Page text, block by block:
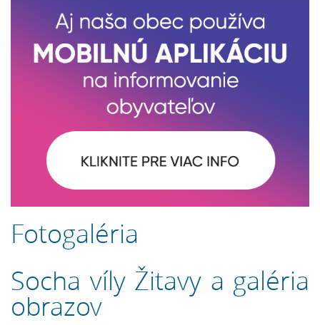
Fotogaléria
Socha víly Žitavy a galéria
obrazov